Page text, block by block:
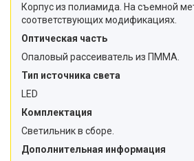
Корпус из полиамида. На съемной
соответствующих модификациях.
Оптическая часть
Опаловый рассеиватель из ПММА.
Тип источника света
LED
Комплектация
Светильник в сборе.
Дополнительная информация